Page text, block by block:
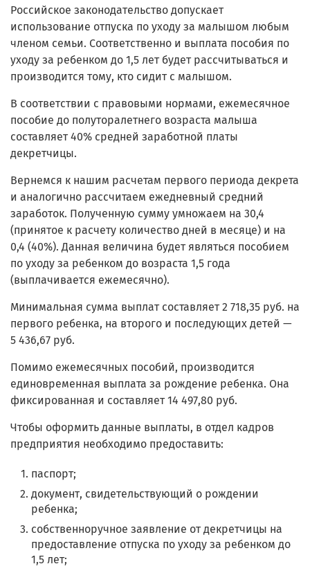
Российское законодательство допускает
использование отпуска по уходу за малышом любым
членом семьи. Соответственно и выплата пособия по
уходу за ребенком до 1,5 лет будет рассчитываться и
производится тому, кто сидит с малышом.
В соответствии с правовыми нормами, ежемесячное
пособие до полуторалетнего возраста малыша
составляет 40% средней заработной платы
декретчицы.
Вернемся к нашим расчетам первого периода декрета
и аналогично рассчитаем ежедневный средний
заработок. Полученную сумму умножаем на 30,4
(принятое к расчету количество дней в месяце) и на
0,4 (40%). Данная величина будет являться пособием
по уходу за ребенком до возраста 1,5 года
(выплачивается ежемесячно).
Минимальная сумма выплат составляет 2 718,35 руб. на
первого ребенка, на второго и последующих детей —
5 436,67 руб.
Помимо ежемесячных пособий, производится
единовременная выплата за рождение ребенка. Она
фиксированная и составляет 14 497,80 руб.
Чтобы оформить данные выплаты, в отдел кадров
предприятия необходимо предоставить:
паспорт;
документ, свидетельствующий о рождении
ребенка;
собственноручное заявление от декретчицы на
предоставление отпуска по уходу за ребенком до
1,5 лет;